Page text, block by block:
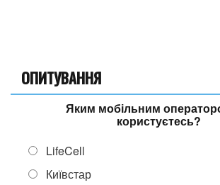
ОПИТУВАННЯ
Яким мобільним
користуєтесь?
LifeCell
Київстар